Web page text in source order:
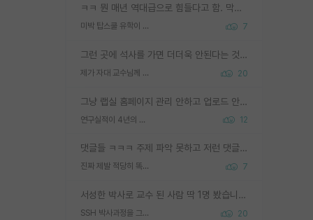
ㅋㅋ 뭔 매년 역대급으로 힘들다고 함. 막상 보면 별로 변한건 없음.
미박 탑스쿨 유학이 빡세진 이유 7
그런 곳에 석사를 가면 더더욱 안된다는 것을 깨달으시면 된겁니다!
제가 자대 교수님께 무례하게 행동한 걸까요? 20
그냥 랩실 홈페이지 관리 안하고 업로드 안한거 아님?
연구실적이 4년의 공백이 있는거 어떻게 생각하냐 12
댓글들 ㅋㅋㅋ 주제 파악 못하고 저런 댓글들을 쓰네. 조직에 인간이 얼마나 중요한데 걱정될 수도 있지 ㅋㅋ 본인들은 퍽이나 잘하나봐 ? 현실은 남들한테 욕 안 먹는 1인분만 하는 것도 힘들텐데 ?
진짜 제발 적당히 똑똑한 박사과정이라도 위에 있었으면.. 7
서성한 박사로 교수 된 사람 딱 1명 봤습니다. 근데 지방대 박사로 교수된 거는 기적이 일어나야되요. 서성한 학부부터여도 빡센게 교수임용일텐데 지방대박사로 무슨 교수가 되나요...... 중소기업/중견기업 팀장급/연구소장급이나 될거 같네요.
SSH 박사과정을 그만두고 지방대 박사로 옮기면 교수의 꿈은 끝일까요? 20